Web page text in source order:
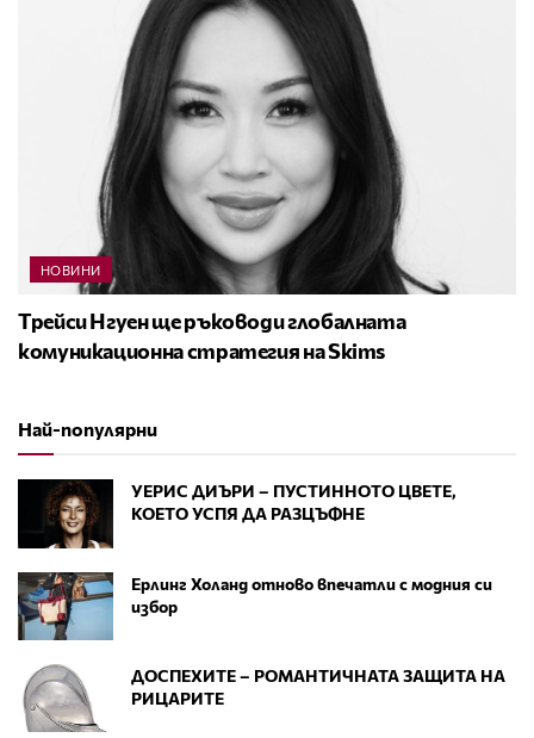
НОВИНИ
Трейси Нгуен ще ръководи глобалната
комуникационна стратегия на Skims
Най-популярни
УЕРИС ДИЪРИ – ПУСТИННОТО ЦВЕТЕ,
КОЕТО УСПЯ ДА РАЗЦЪФНЕ
Ерлинг Холанд отново впечатли с модния си
избор
ДОСПЕХИТЕ – РОМАНТИЧНАТА ЗАЩИТА НА
РИЦАРИТЕ